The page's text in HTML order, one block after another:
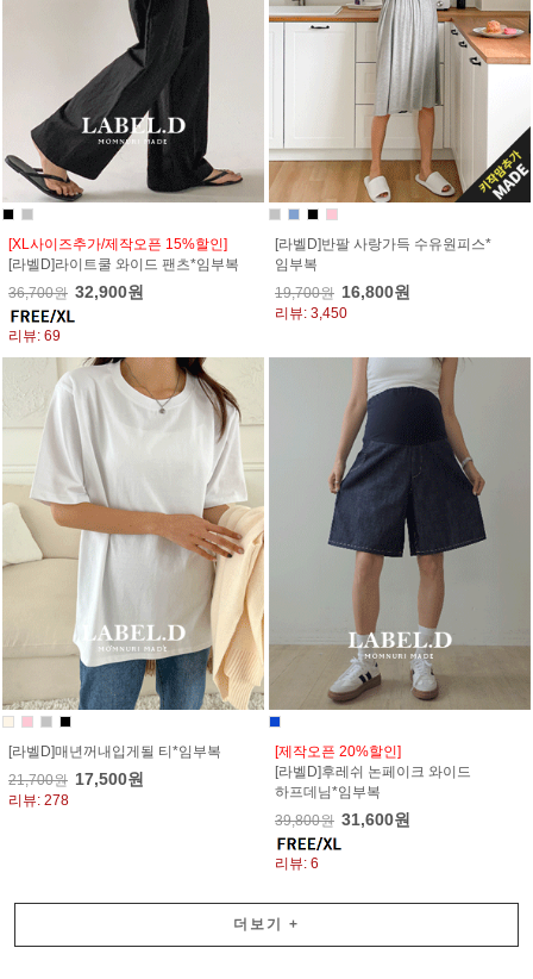
[XL사이즈추가/제작오픈 15%할인]
[라벨D]라이트쿨 와이드 팬츠*임부복
36,700원 32,900원
리뷰: 69
[라벨D]반팔 사랑가득 수유원피스*
임부복
19,700원 16,800원
리뷰: 3,450
[라벨D]매년꺼내입게될 티*임부복
21,700원 17,500원
리뷰: 278
[제작오픈 20%할인]
[라벨D]후레쉬 논페이크 와이드
하프데님*임부복
39,800원 31,600원
리뷰: 6
더보기 +